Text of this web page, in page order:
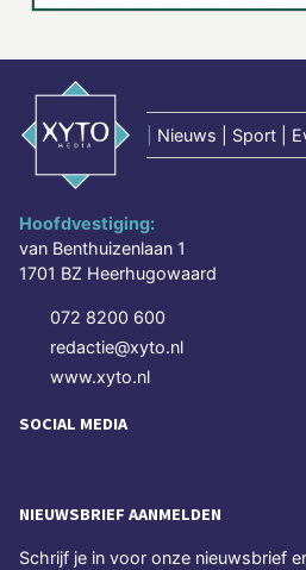
Nieuws | Sport |
Hoofdvestiging:
van Benthuizenlaan 1
1701 BZ Heerhugowaard
072 8200 600
redactie@xyto.nl
www.xyto.nl
SOCIAL MEDIA
NIEUWSBRIEF AANMELDEN
Schrijf je in voor onze nieuwsbrief